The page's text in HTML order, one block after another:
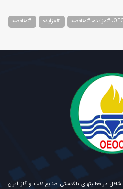
#مزایده
#مناقصه
در فعالیتهای بالادستی صنایع نفت و گاز ایران